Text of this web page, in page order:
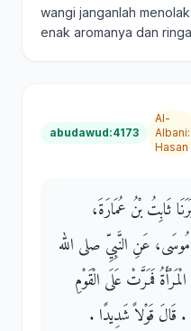
wangi janganlah
enak aromanya dan
abudawud:4173
Al-
Albani:
Hasan
ثَابِتُ بْنُ عُمَارَةَ،
عَنِ النَّبِيِّ صلى الله
فَمَرَّتْ عَلَى الْقَوْمِ
قَالَ قَوْلاً شَدِيدًا ‏.‏